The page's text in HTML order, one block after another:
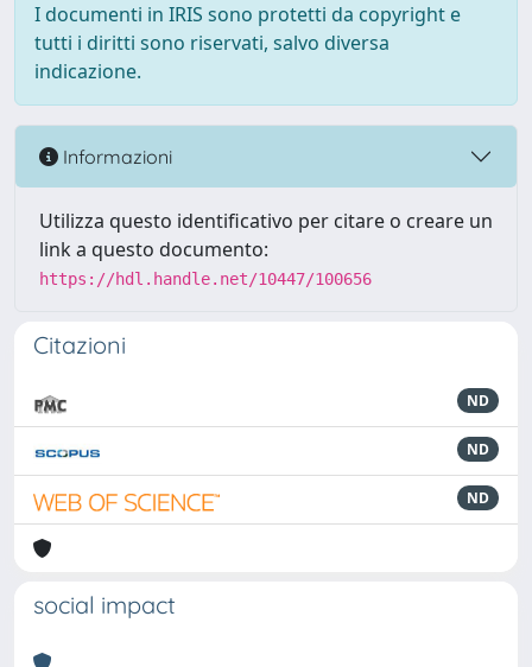
I documenti in IRIS sono protetti da copyright e
tutti i diritti sono riservati, salvo diversa
indicazione.
Informazioni
Utilizza questo identificativo per citare o creare un
link a questo documento:
https://hdl.handle.net/10447/100656
Citazioni
ND
ND
ND
social impact